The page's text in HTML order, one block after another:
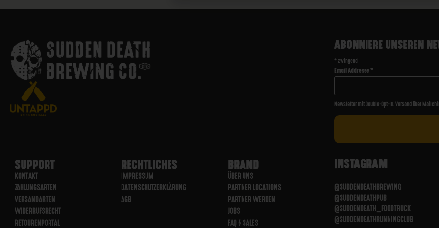
ABONNIERE UNSEREN
* zwingend
Email Addresse*
Newsletter mit Double-Opt-In. Versand über
SUPPORT
KONTAKT
ZAHLUNGSARTEN
VERSANDARTEN
WIDERRUFSRECHT
RETOURENPORTAL
RECHTLICHES
IMPRESSUM
DATENSCHUTZERKLÄRUNG
AGB
BRAND
ÜBER UNS
PARTNER LOCATIONS
PARTNER WERDEN
JOBS
FAQ / SALES
INSTAGRAM
@SUDDENDEATHBREWING
@SUDDENDEATHPUB
@SUDDENDEATH_FOODTRUCK
@SUDDENDEATHRUNNINGCLUB